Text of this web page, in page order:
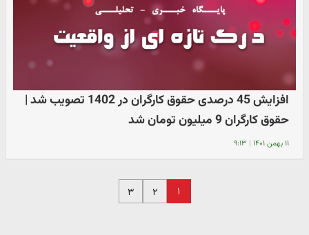
افزایش 45 درصدی حقوق کارگران در 1402 تصویب شد |
حقوق کارگران 9 میلیون تومان شد
۱۱ بهمن ۱۴۰۱ | ۹:۱۳
۱ ۲ ۳